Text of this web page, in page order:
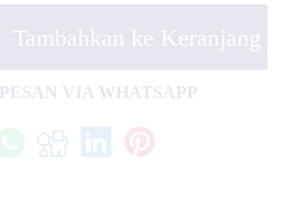
Tambahkan ke Keranjang
PESAN VIA WHATSAPP